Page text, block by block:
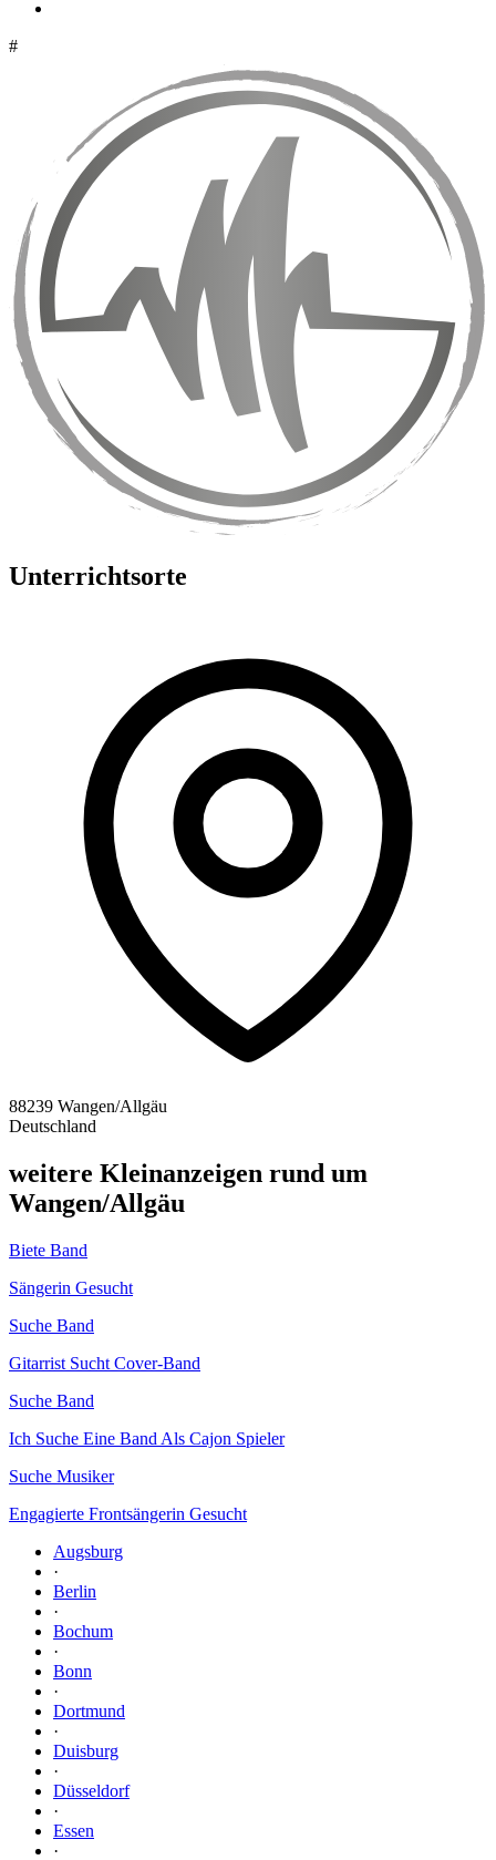
#
Unterrichtsorte
88239 Wangen/Allgäu
Deutschland
weitere Kleinanzeigen rund um
Wangen/Allgäu
Biete Band
Sängerin Gesucht
Suche Band
Gitarrist Sucht Cover-Band
Suche Band
Ich Suche Eine Band Als Cajon Spieler
Suche Musiker
Engagierte Frontsängerin Gesucht
Augsburg
·
Berlin
·
Bochum
·
Bonn
·
Dortmund
·
Duisburg
·
Düsseldorf
·
Essen
·